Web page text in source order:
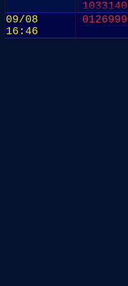
0501951
0501950
0501768
0501750
1033140
09/08
16:46
0126999